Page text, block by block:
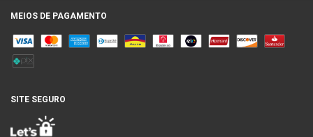
MEIOS DE PAGAMENTO
SITE SEGURO